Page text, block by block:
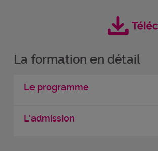
La formation en détail
Le programme
L'admission